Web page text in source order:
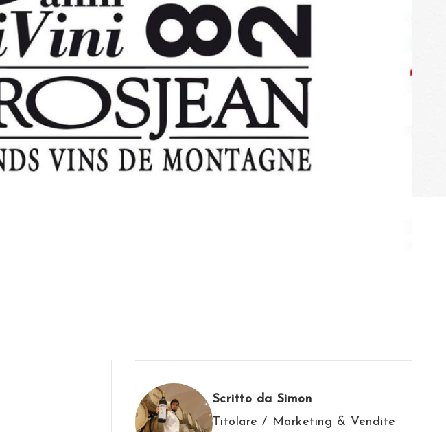
Scritto da Simon
Titolare / Marketing & Vendite